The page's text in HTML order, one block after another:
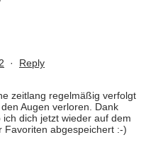
· Reply
zeitlang regelmäßig verfolgt
Augen verloren. Dank
dich jetzt wieder auf dem
Favoriten abgespeichert :-)